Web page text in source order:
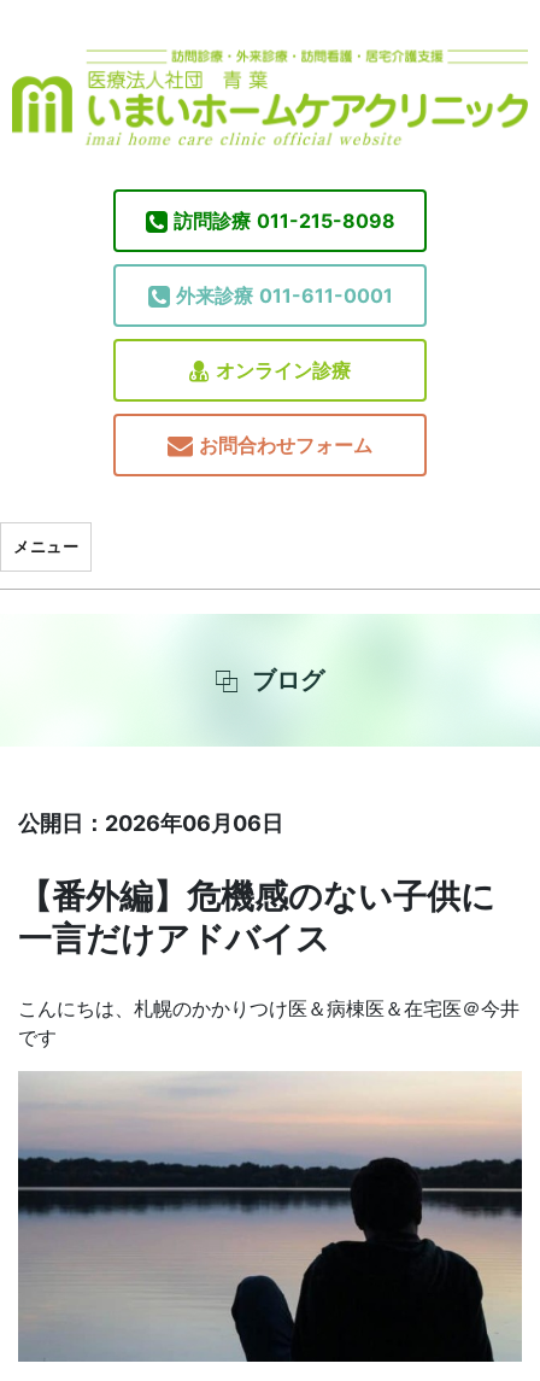
訪問診療 011-215-8098
外来診療 011-611-0001
オンライン診療
お問合わせフォーム
メニュー
ブログ
公開日：2026年06月06日
【番外編】危機感のない子供に
一言だけアドバイス
こんにちは、札幌のかかりつけ医＆病棟医＆在宅医＠今井
です